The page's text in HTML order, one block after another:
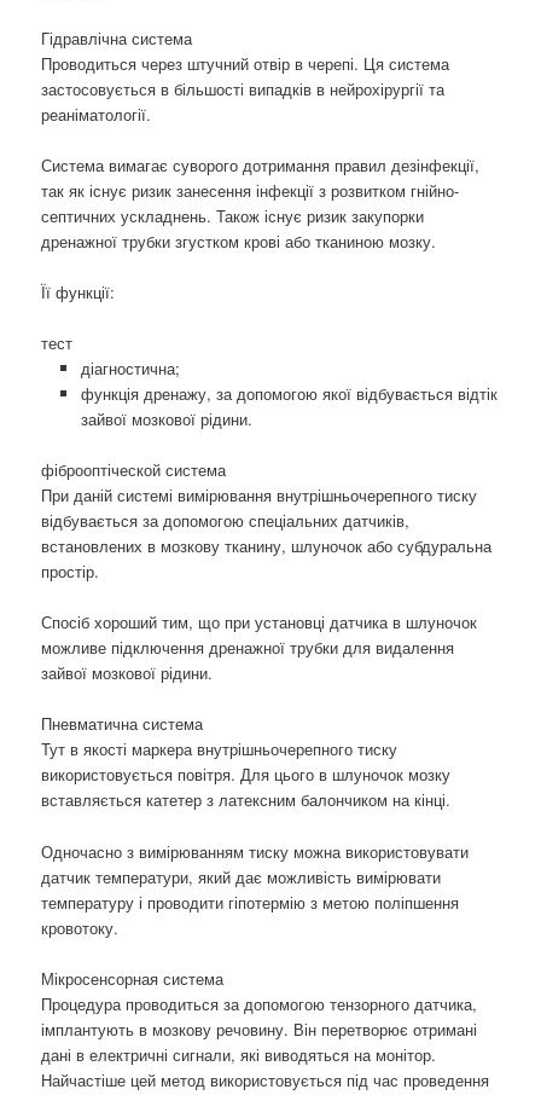
Гідравлічна система
Проводиться через штучний отвір в черепі. Ця система
застосовується в більшості випадків в нейрохірургії та
реаніматології.
Система вимагає суворого дотримання правил дезінфекції,
так як існує ризик занесення інфекції з розвитком гнійно-
септичних ускладнень. Також існує ризик закупорки
дренажної трубки згустком крові або тканиною мозку.
Її функції:
тест
діагностична;
функція дренажу, за допомогою якої відбувається відтік
зайвої мозкової рідини.
фіброоптіческой система
При даній системі вимірювання внутрішньочерепного тиску
відбувається за допомогою спеціальних датчиків,
встановлених в мозкову тканину, шлуночок або субдуральна
простір.
Спосіб хороший тим, що при установці датчика в шлуночок
можливе підключення дренажної трубки для видалення
зайвої мозкової рідини.
Пневматична система
Тут в якості маркера внутрішньочерепного тиску
використовується повітря. Для цього в шлуночок мозку
вставляється катетер з латексним балончиком на кінці.
Одночасно з вимірюванням тиску можна використовувати
датчик температури, який дає можливість вимірювати
температуру і проводити гіпотермію з метою поліпшення
кровотоку.
Мікросенсорная система
Процедура проводиться за допомогою тензорного датчика,
імплантують в мозкову речовину. Він перетворює отримані
дані в електричні сигнали, які виводяться на монітор.
Найчастіше цей метод використовується під час проведення